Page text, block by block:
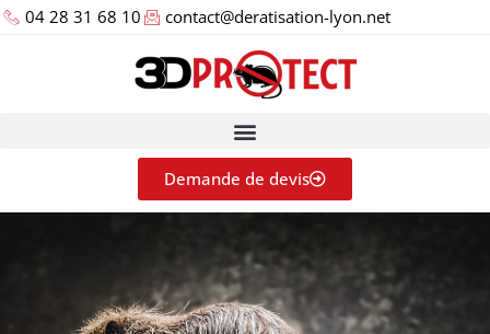
04 28 31 68 10 contact@deratisation-lyon.net
Demande de devis